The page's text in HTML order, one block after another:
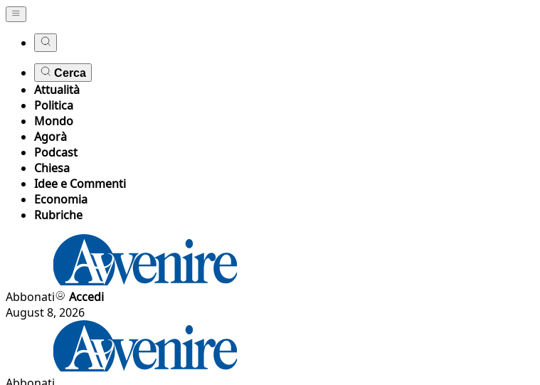
Cerca
Attualità
Politica
Mondo
Agorà
Podcast
Chiesa
Idee e Commenti
Economia
Rubriche
Abbonati
Accedi
August 8, 2026